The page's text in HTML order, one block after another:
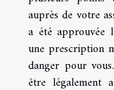
auprès de votre
a été approuvée
une prescription
danger pour
être légalement